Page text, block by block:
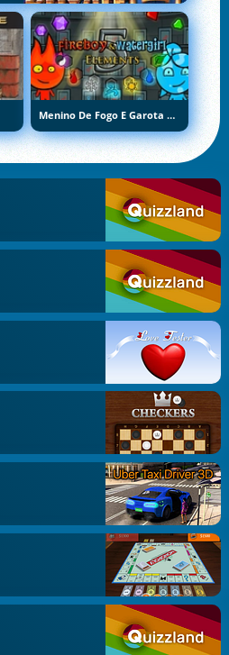
Menino De Fogo E Garota De Água 5: Elementos